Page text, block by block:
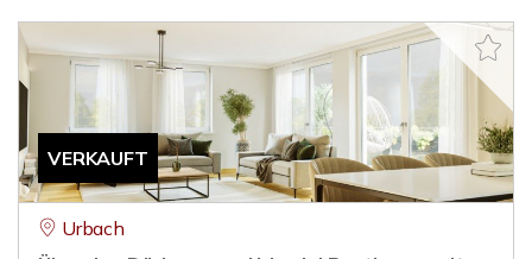
VERKAUFT
Urbach